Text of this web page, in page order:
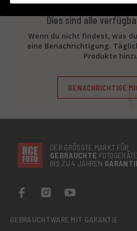
Dies sind alle
Wenn du nicht findest, was
eine Benachrichtigung.
Produkte
BENACHRICHTIGE
DER GRÖSSTE MARKT FÜR
GEBRAUCHTE
BIS ZU 4 JAHREN
GEBRAUCHTWARE MIT GARANTIE